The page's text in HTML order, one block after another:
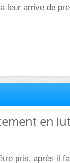
leur arrive de
en
pris, après il